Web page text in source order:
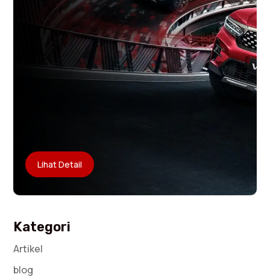
Lihat Detail
Kategori
Artikel
blog